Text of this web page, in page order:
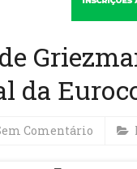
da
Comentário